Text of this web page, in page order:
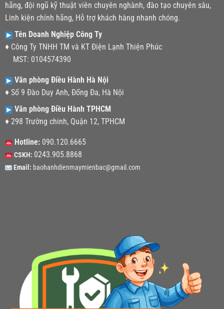
hãng, đội ngũ kỹ thuật viên chuyên nghành, đào tạo chuyên sâu,
Linh kiện chính hãng, Hỗ trợ khách hàng nhanh chóng.
Tên Doanh Nghiệp Công Ty
♦ Công Ty TNHH TM và KT Điện Lạnh Thiện Phúc
MST: 0104574390
Văn phòng Điều Hành Hà Nội
♦ Số 9 Đào Duy Anh, Đống Đa, Hà Nội
Văn phòng Điều Hành TPHCM
♦ 298 Trường chinh, Quận 12, TPHCM
Hotline:090.120.6665
CSKH: 0243.905.8868
Email: baohanhdienmaymienbac@gmail.com